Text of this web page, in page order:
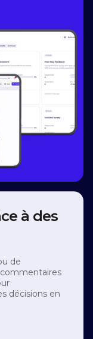
à des
de
décisions en